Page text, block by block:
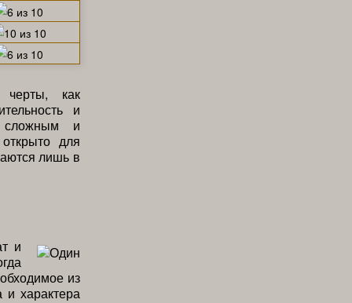
как
и
сложным и
для
лишь в
и
из
и характера